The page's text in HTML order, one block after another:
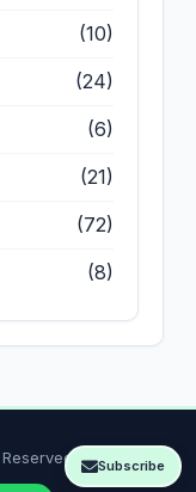
(10)
(24)
(6)
(21)
(72)
(8)
Subscribe